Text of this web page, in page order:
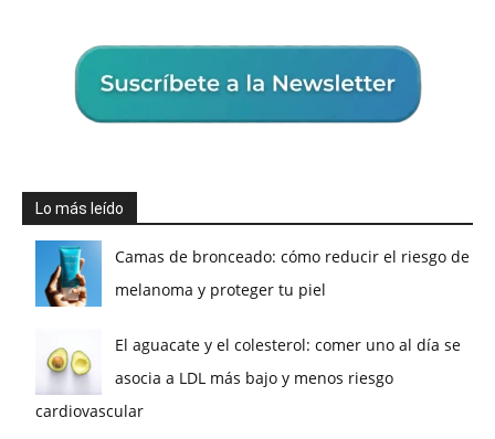
Lo más leído
Camas de bronceado: cómo reducir el riesgo de
melanoma y proteger tu piel
El aguacate y el colesterol: comer uno al día se
asocia a LDL más bajo y menos riesgo
cardiovascular